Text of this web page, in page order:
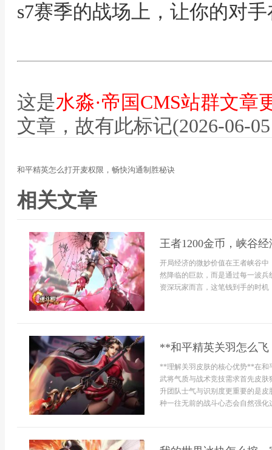
s7赛季的战场上，让你的对
这是水淼·帝国CMS站群文章
文章，故有此标记(2026-06-
和平精英怎么打开麦权限，畅快沟通制胜秘诀
相关文章
王者1200金币，峡谷
开局经济的微妙价值在王者峡谷
然降临的巨款，而是通过每一波
资深玩家而言，这笔钱到手的时机
**和平精英关羽怎么
**理解关羽皮肤的核心优势**在和
武将气质与战术竞技需求首先皮
升团队士气与识别度更重要的是
种一往无前的战斗心态会自然强化